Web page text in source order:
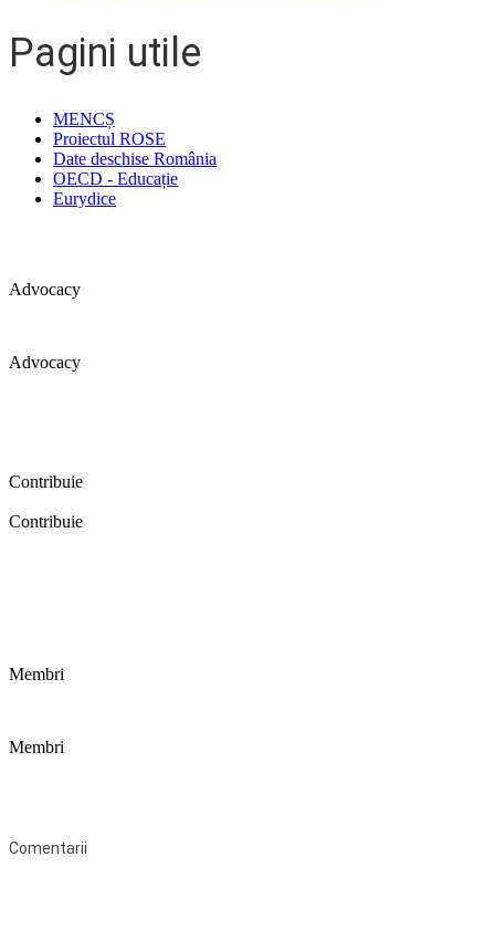
Pagini utile
MENCȘ
Proiectul ROSE
Date deschise România
OECD - Educație
Eurydice
Advocacy
Advocacy
Contribuie
Contribuie
Membri
Membri
Comentarii